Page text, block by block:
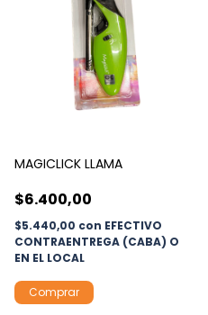
MAGICLICK LLAMA
$6.400,00
$5.440,00 con EFECTIVO
CONTRAENTREGA (CABA) O
EN EL LOCAL